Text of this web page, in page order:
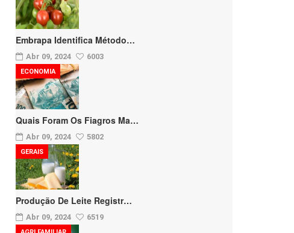
Embrapa Identifica Método…
Abr 09, 2024 6003
Quais Foram Os Fiagros Ma…
Abr 09, 2024 5802
ECONOMIA
Produção De Leite Registr…
Abr 09, 2024 6519
GERAIS